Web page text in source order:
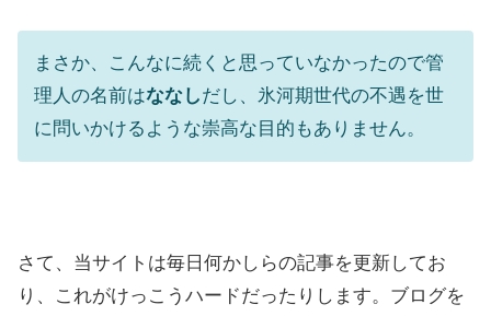
まさか、こんなに続くと思っていなかったので管
理人の名前はななしだし、氷河期世代の不遇を世
に問いかけるような崇高な目的もありません。
さて、当サイトは毎日何かしらの記事を更新してお
り、これがけっこうハードだったりします。ブログを